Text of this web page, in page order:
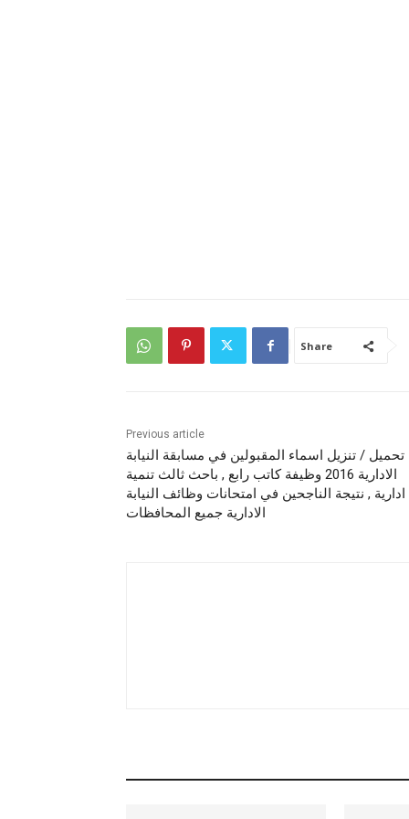
Share
Previous article
تحميل / تنزيل اسماء المقبولين في مسابقة النيابة
الادارية 2016 وظيفة كاتب رابع , باحث ثالث تنمية
ادارية , نتيجة الناجحين في امتحانات وظائف النيابة
الادارية جميع المحافظات